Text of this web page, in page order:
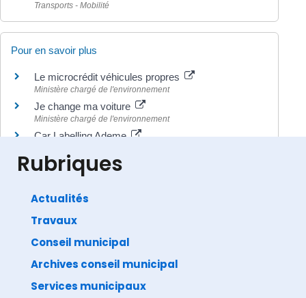
Transports - Mobilité
Pour en savoir plus
Le microcrédit véhicules propres
Ministère chargé de l'environnement
Je change ma voiture
Ministère chargé de l'environnement
Car Labelling Ademe
Direction de l'information légale et administrative
Rubriques
Actualités
Travaux
Conseil municipal
Archives conseil municipal
Services municipaux